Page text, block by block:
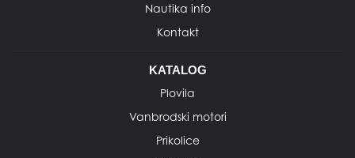
Nautika info
Kontakt
KATALOG
Plovila
Vanbrodski motori
Prikolice